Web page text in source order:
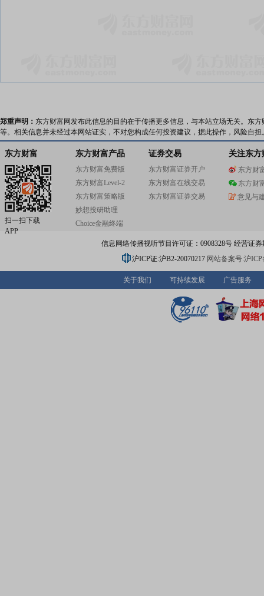
郑重声明： 东方财富网发布此信息的目的在于传播更多信息，与本站立场无关。东
等。相关信息并未经过本网站证实，不对您构成任何投资建议，据此操作，风险自担